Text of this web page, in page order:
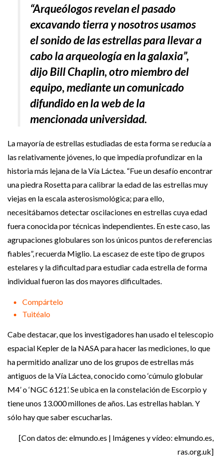
“Arqueólogos revelan el pasado
excavando tierra y nosotros usamos
el sonido de las estrellas para llevar a
cabo la arqueología en la galaxia”,
dijo Bill Chaplin, otro miembro del
equipo, mediante un comunicado
difundido en la web de la
mencionada universidad.
La mayoría de estrellas estudiadas de esta forma se reducía a
las relativamente jóvenes, lo que impedía profundizar en la
historia más lejana de la Vía Láctea. “Fue un desafío encontrar
una piedra Rosetta para calibrar la edad de las estrellas muy
viejas en la escala asterosismológica; para ello,
necesitábamos detectar oscilaciones en estrellas cuya edad
fuera conocida por técnicas independientes. En este caso, las
agrupaciones globulares son los únicos puntos de referencias
fiables”, recuerda Miglio. La escasez de este tipo de grupos
estelares y la dificultad para estudiar cada estrella de forma
individual fueron las dos mayores dificultades.
Compártelo
Tuitéalo
Cabe destacar, que los investigadores han usado el telescopio
espacial Kepler de la NASA para hacer las mediciones, lo que
ha permitido analizar uno de los grupos de estrellas más
antiguos de la Vía Láctea, conocido como ‘cúmulo globular
M4’ o ‘NGC 6121’. Se ubica en la constelación de Escorpio y
tiene unos 13.000 millones de años. Las estrellas hablan. Y
sólo hay que saber escucharlas.
[Con datos de: elmundo.es | Imágenes y vídeo: elmundo.es,
ras.org.uk]